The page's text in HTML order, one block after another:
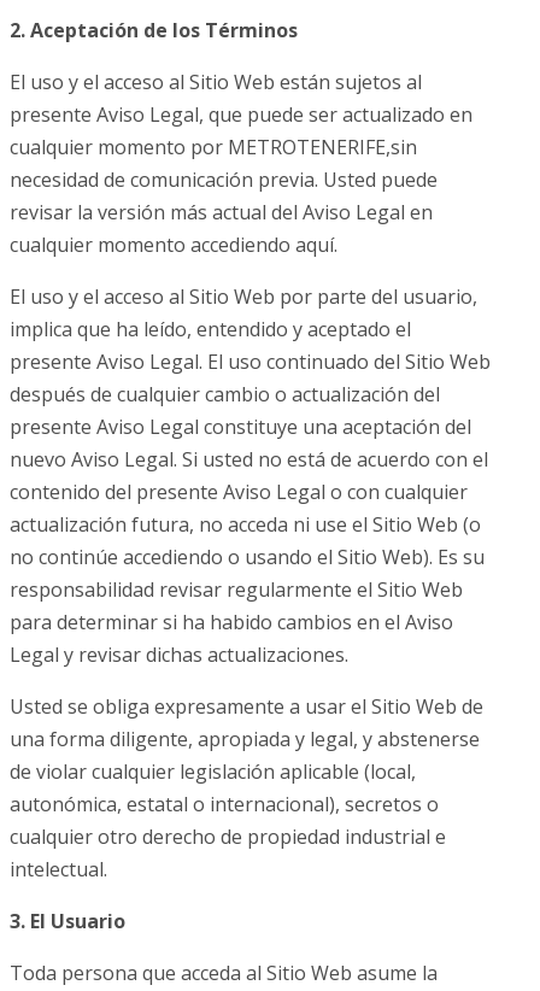
2. Aceptación de los Términos
El uso y el acceso al Sitio Web están sujetos al
presente Aviso Legal, que puede ser actualizado en
cualquier momento por METROTENERIFE,sin
necesidad de comunicación previa. Usted puede
revisar la versión más actual del Aviso Legal en
cualquier momento accediendo aquí.
El uso y el acceso al Sitio Web por parte del usuario,
implica que ha leído, entendido y aceptado el
presente Aviso Legal. El uso continuado del Sitio Web
después de cualquier cambio o actualización del
presente Aviso Legal constituye una aceptación del
nuevo Aviso Legal. Si usted no está de acuerdo con el
contenido del presente Aviso Legal o con cualquier
actualización futura, no acceda ni use el Sitio Web (o
no continúe accediendo o usando el Sitio Web). Es su
responsabilidad revisar regularmente el Sitio Web
para determinar si ha habido cambios en el Aviso
Legal y revisar dichas actualizaciones.
Usted se obliga expresamente a usar el Sitio Web de
una forma diligente, apropiada y legal, y abstenerse
de violar cualquier legislación aplicable (local,
autonómica, estatal o internacional), secretos o
cualquier otro derecho de propiedad industrial e
intelectual.
3. El Usuario
Toda persona que acceda al Sitio Web asume la